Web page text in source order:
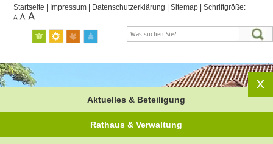
Startseite Impressum Datenschutzerklärung |Sitemap |Schriftgröße:
Aktuelles & Beteiligung
Rathaus & Verwaltung